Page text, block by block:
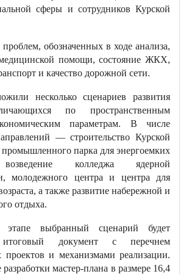
сферы и сотрудников Курской
обозначенных в ходе анализа,
помощи, состояние ЖКХ,
и качество дорожной сети.
несколько сценариев развития
по пространственным
параметрам. В числе
— строительство Курской
парка для энергоемких
возведение колледжа ядерной
молодежного центра и центра для
а также развитие набережной и
отдыха.
выбранный сценарий будет
документ с перечнем
проектов и механизмами реализации.
мастер-плана в размере 16,4